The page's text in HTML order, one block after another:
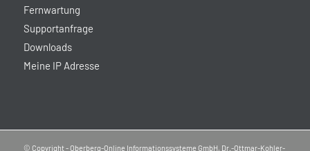
Fernwartung
Supportanfrage
Downloads
Meine IP Adresse
© Copyright - Oberberg-Online Informationssysteme GmbH, Dr.-Ottmar-Kohler-